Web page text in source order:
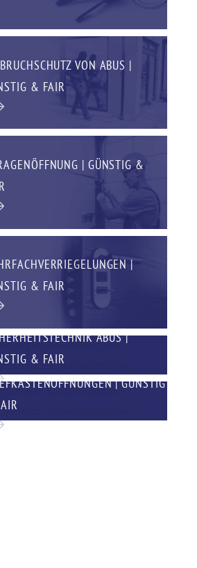
VON ABUS |
& FAIR
| GÜNSTIG &
|
& FAIR
ABUS |
& FAIR
| GÜNSTIG